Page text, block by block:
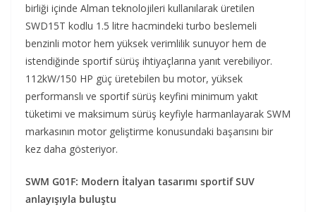
birliği içinde Alman teknolojileri kullanılarak üretilen
SWD15T kodlu 1.5 litre hacmindeki turbo beslemeli
benzinli motor hem yüksek verimlilik sunuyor hem de
istendiğinde sportif sürüş ihtiyaçlarına yanıt verebiliyor.
112kW/150 HP güç üretebilen bu motor, yüksek
performanslı ve sportif sürüş keyfini minimum yakıt
tüketimi ve maksimum sürüş keyfiyle harmanlayarak SWM
markasının motor geliştirme konusundaki başarısını bir
kez daha gösteriyor.
SWM G01F: Modern İtalyan tasarımı sportif SUV
anlayışıyla buluştu